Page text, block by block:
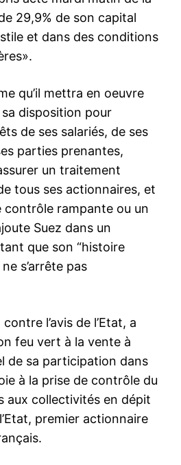
29,9% de son capital
et dans des conditions
qu’il mettra en oeuvre
disposition pour
de ses salariés, de ses
parties prenantes,
un traitement
tous ses actionnaires, et
contrôle rampante ou un
Suez dans un
que son “histoire
s’arrête pas
l’avis de l’Etat, a
feu vert à la vente à
de sa participation dans
à la prise de contrôle du
aux collectivités en dépit
premier actionnaire